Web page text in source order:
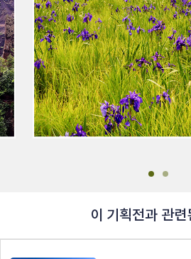
이 기획전과 관련